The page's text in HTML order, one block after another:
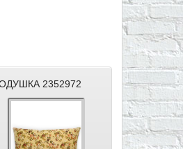
2352972